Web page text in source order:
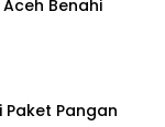
Aceh Benahi
Pangan